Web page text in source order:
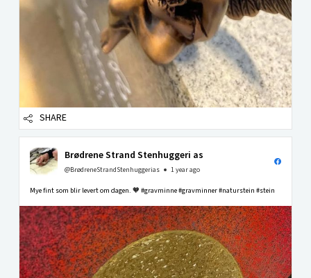
SHARE
Brødrene Strand Stenhuggeri as
@BrødreneStrandStenhuggerias 1 year ago
Mye fint som blir levert om dagen. 🧡 #gravminne #gravminner #naturstein #stein